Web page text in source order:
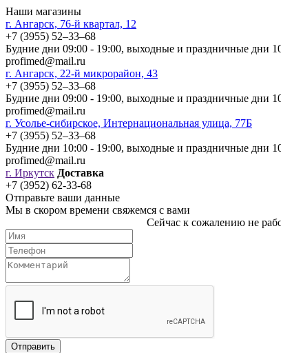
Наши магазины
г. Ангарск, 76-й квартал, 12
+7 (3955) 52‒33‒68
Будние дни 09:00 - 19:00, выходные и праздничные дни
profimed@mail.ru
г. Ангарск, 22-й микрорайон, 43
+7 (3955) 52‒33‒68
Будние дни 09:00 - 19:00, выходные и праздничные дни
profimed@mail.ru
г. Усолье-сибирское, Интернациональная улица, 77Б
+7 (3955) 52‒33‒68
Будние дни 10:00 - 19:00, выходные и праздничные дни
profimed@mail.ru
г. Иркутск Доставка
+7 (3952) 62-33-68
Отправьте ваши данные
Мы в скором времени свяжемся с вами
Сейчас к сожалению не
Отправить